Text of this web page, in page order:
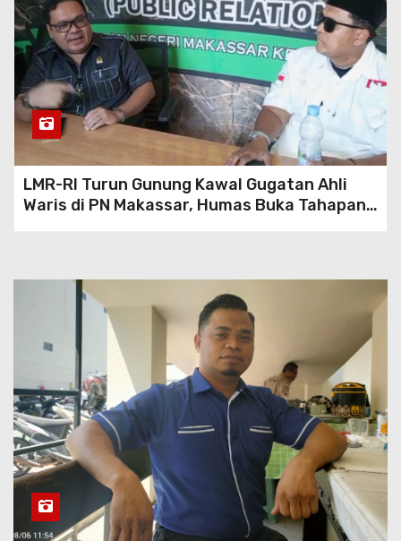
LMR-RI Turun Gunung Kawal Gugatan Ahli
Waris di PN Makassar, Humas Buka Tahapan